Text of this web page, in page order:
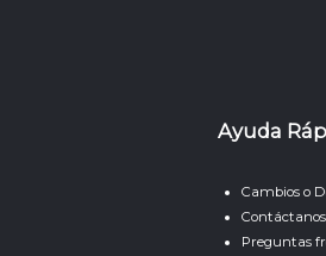
Ayuda
Cambios o
Contáctanos
Preguntas